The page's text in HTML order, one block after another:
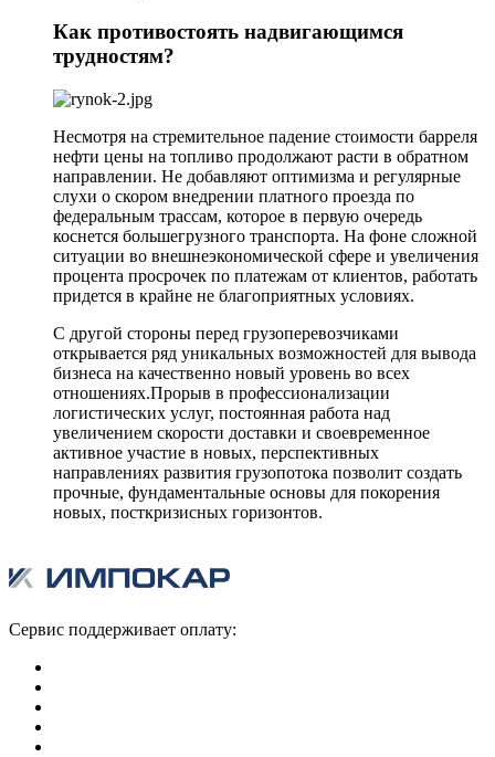
Как противостоять надвигающимся
трудностям?
Несмотря на стремительное падение стоимости барреля
нефти цены на топливо продолжают расти в обратном
направлении. Не добавляют оптимизма и регулярные
слухи о скором внедрении платного проезда по
федеральным трассам, которое в первую очередь
коснется большегрузного транспорта. На фоне сложной
ситуации во внешнеэкономической сфере и увеличения
процента просрочек по платежам от клиентов, работать
придется в крайне не благоприятных условиях.
С другой стороны перед грузоперевозчиками
открывается ряд уникальных возможностей для вывода
бизнеса на качественно новый уровень во всех
отношениях.Прорыв в профессионализации
логистических услуг, постоянная работа над
увеличением скорости доставки и своевременное
активное участие в новых, перспективных
направлениях развития грузопотока позволит создать
прочные, фундаментальные основы для покорения
новых, посткризисных горизонтов.
Сервис поддерживает оплату: